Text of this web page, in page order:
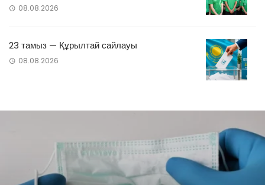
08.08.2026
23 тамыз — Құрылтай сайлауы
08.08.2026